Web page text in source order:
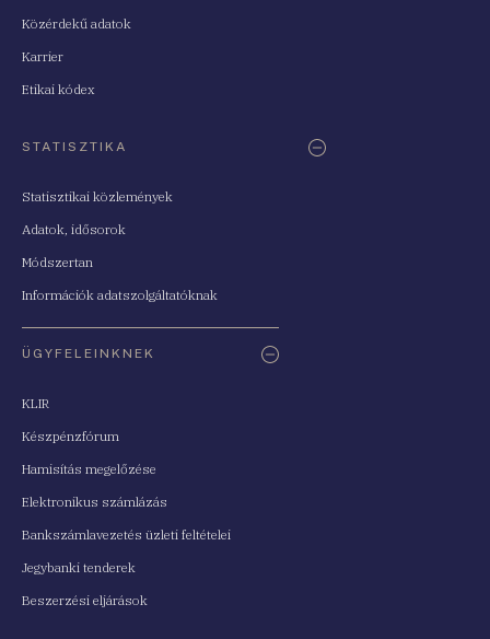
Közérdekű adatok
Karrier
Etikai kódex
STATISZTIKA
Statisztikai közlemények
Adatok, idősorok
Módszertan
Információk adatszolgáltatóknak
ÜGYFELEINKNEK
KLIR
Készpénzfórum
Hamisítás megelőzése
Elektronikus számlázás
Bankszámlavezetés üzleti feltételei
Jegybanki tenderek
Beszerzési eljárások